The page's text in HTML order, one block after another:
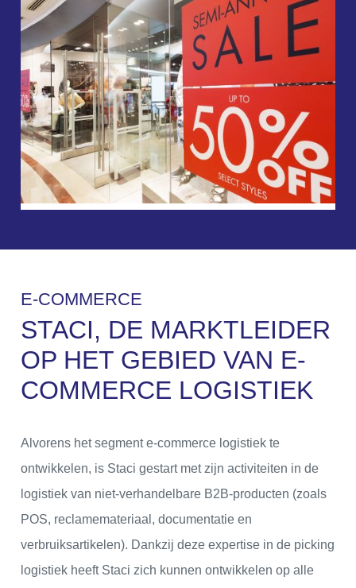
E-COMMERCE
STACI, DE MARKTLEIDER
OP HET GEBIED VAN E-
COMMERCE LOGISTIEK
Alvorens het segment e-commerce logistiek te
ontwikkelen, is Staci gestart met zijn activiteiten in de
logistiek van niet-verhandelbare B2B-producten (zoals
POS, reclamemateriaal, documentatie en
verbruiksartikelen). Dankzij deze expertise in de picking
logistiek heeft Staci zich kunnen ontwikkelen op alle